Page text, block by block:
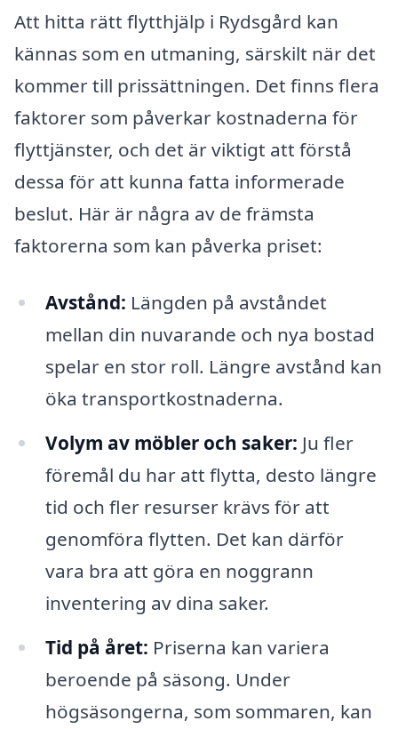
Att hitta rätt flytthjälp i Rydsgård kan
kännas som en utmaning, särskilt när det
kommer till prissättningen. Det finns flera
faktorer som påverkar kostnaderna för
flyttjänster, och det är viktigt att förstå
dessa för att kunna fatta informerade
beslut. Här är några av de främsta
faktorerna som kan påverka priset:
Avstånd: Längden på avståndet
mellan din nuvarande och nya bostad
spelar en stor roll. Längre avstånd kan
öka transportkostnaderna.
Volym av möbler och saker: Ju fler
föremål du har att flytta, desto längre
tid och fler resurser krävs för att
genomföra flytten. Det kan därför
vara bra att göra en noggrann
inventering av dina saker.
Tid på året: Priserna kan variera
beroende på säsong. Under
högsäsongerna, som sommaren, kan